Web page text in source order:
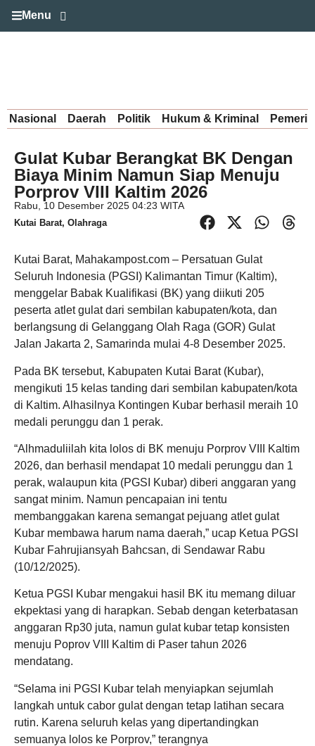
Menu
Nasional Daerah Politik Hukum & Kriminal
Gulat Kubar Berangkat BK Dengan
Biaya Minim Namun Siap Menuju
Porprov VIII Kaltim 2026
Rabu, 10 Desember 2025 04:23 WITA
Kutai Barat, Olahraga
Kutai Barat, Mahakampost.com – Persatuan Gulat
Seluruh Indonesia (PGSI) Kalimantan Timur (Kaltim),
menggelar Babak Kualifikasi (BK) yang diikuti 205
peserta atlet gulat dari sembilan kabupaten/kota, dan
berlangsung di Gelanggang Olah Raga (GOR) Gulat
Jalan Jakarta 2, Samarinda mulai 4-8 Desember 2025.
Pada BK tersebut, Kabupaten Kutai Barat (Kubar),
mengikuti 15 kelas tanding dari sembilan kabupaten/kota
di Kaltim. Alhasilnya Kontingen Kubar berhasil meraih 10
medali perunggu dan 1 perak.
“Alhmaduliilah kita lolos di BK menuju Porprov VIII Kaltim
2026, dan berhasil mendapat 10 medali perunggu dan 1
perak, walaupun kita (PGSI Kubar) diberi anggaran yang
sangat minim. Namun pencapaian ini tentu
membanggakan karena semangat pejuang atlet gulat
Kubar membawa harum nama daerah,” ucap Ketua PGSI
Kubar Fahrujiansyah Bahcsan, di Sendawar Rabu
(10/12/2025).
Ketua PGSI Kubar mengakui hasil BK itu memang diluar
ekpektasi yang di harapkan. Sebab dengan keterbatasan
anggaran Rp30 juta, namun gulat kubar tetap konsisten
menuju Poprov VIII Kaltim di Paser tahun 2026
mendatang.
“Selama ini PGSI Kubar telah menyiapkan sejumlah
langkah untuk cabor gulat dengan tetap latihan secara
rutin. Karena seluruh kelas yang dipertandingkan
semuanya lolos ke Porprov,” terangnya